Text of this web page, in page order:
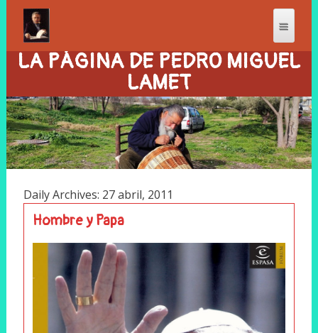
LA PÁGINA DE PEDRO MIGUEL
LAMET
Daily Archives: 27 abril, 2011
Hombre y Papa